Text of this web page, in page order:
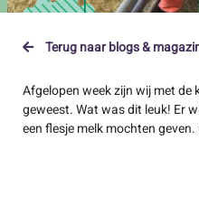
Terug naar blogs &
Afgelopen week zijn wij met de
geweest. Wat was dit leuk! Er
een flesje melk mochten